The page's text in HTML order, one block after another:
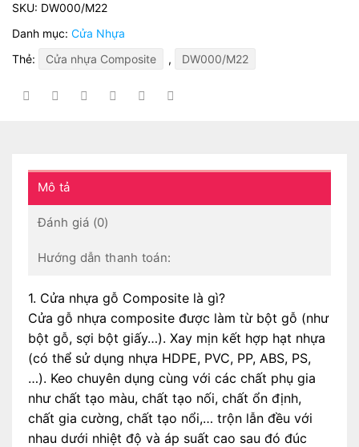
SKU: DW000/M22
Danh mục: Cửa Nhựa
Thẻ:
Cửa nhựa Composite , DW000/M22
Mô tả
Đánh giá (0)
Hướng dẫn thanh toán:
1. Cửa nhựa gỗ Composite là gì?
Cửa gỗ nhựa composite được làm từ bột gỗ (như
bột gỗ, sợi bột giấy…). Xay mịn kết hợp hạt nhựa
(có thể sử dụng nhựa HDPE, PVC, PP, ABS, PS,
…). Keo chuyên dụng cùng với các chất phụ gia
như chất tạo màu, chất tạo nối, chất ổn định,
chất gia cường, chất tạo nổi,… trộn lẫn đều với
nhau dưới nhiệt độ và áp suất cao sau đó đúc